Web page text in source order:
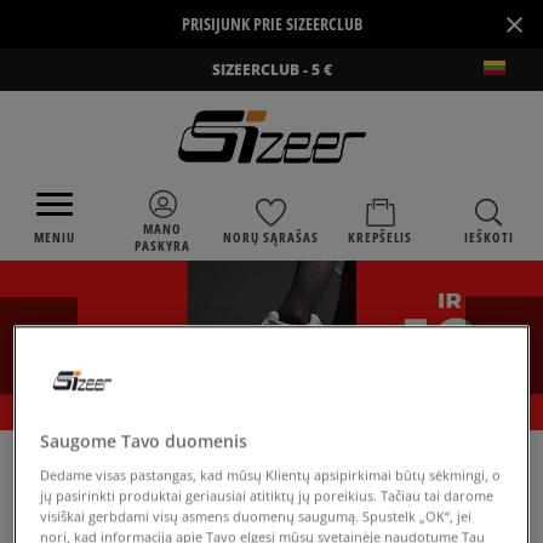
PRISIJUNK PRIE SIZEERCLUB ×
SIZEERCLUB - 5 €
MENIU
MANO
PASKYRA
NORŲ SĄRAŠAS KREPŠELIS IEŠKOTI
SIZEER NEW BALANCE 247
Saugome Tavo duomenis
Dedame visas pastangas, kad mūsų Klientų apsipirkimai būtų sėkmingi, o
jų pasirinkti produktai geriausiai atitiktų jų poreikius. Tačiau tai darome
visiškai gerbdami visų asmens duomenų saugumą. Spustelk „OK“, jei
nori, kad informaciją apie Tavo elgesį mūsų svetainėje naudotume Tau